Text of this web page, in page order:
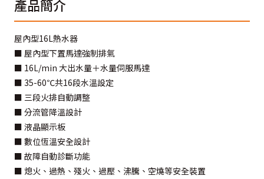
產品簡介
屋內型16L熱水器
■ 屋內型下置馬達強制排氣
■ 16L/min 大出水量＋水量伺服馬達
■ 35-60℃共16段水溫設定
■ 三段火排自動調整
■ 分流管降溫設計
■ 液晶顯示板
■ 數位恆溫安全設計
■ 故障自動診斷功能
■ 熄火、過熱、殘火、過壓、沸騰、空燒等安全裝置